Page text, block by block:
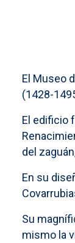
El Museo
(1428-
El edificio
del
En su
Su
mismo la